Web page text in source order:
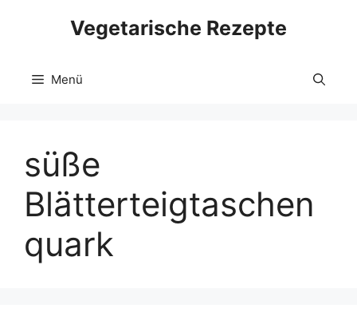
Vegetarische Rezepte
Menü
süße
Blätterteigtaschen
quark